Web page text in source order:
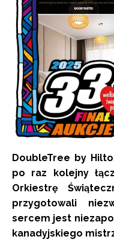
DoubleTree by
po raz kolejny
Orkiestrę
przygotowali
sercem jest
kanadyjskiego